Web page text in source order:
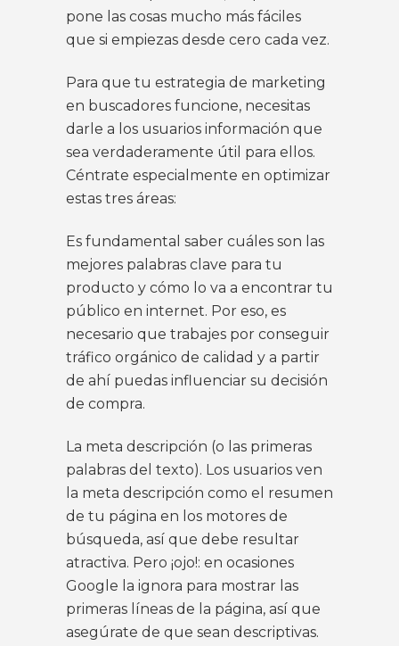
pone las cosas mucho más fáciles
que si empiezas desde cero cada vez.
Para que tu estrategia de marketing
en buscadores funcione, necesitas
darle a los usuarios información que
sea verdaderamente útil para ellos.
Céntrate especialmente en optimizar
estas tres áreas:
Es fundamental saber cuáles son las
mejores palabras clave para tu
producto y cómo lo va a encontrar tu
público en internet. Por eso, es
necesario que trabajes por conseguir
tráfico orgánico de calidad y a partir
de ahí puedas influenciar su decisión
de compra.
La meta descripción (o las primeras
palabras del texto). Los usuarios ven
la meta descripción como el resumen
de tu página en los motores de
búsqueda, así que debe resultar
atractiva. Pero ¡ojo!: en ocasiones
Google la ignora para mostrar las
primeras líneas de la página, así que
asegúrate de que sean descriptivas.